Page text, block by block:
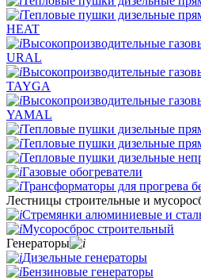
Тепловые пушки дизельные
HEAT
Высокопроизводительные
URAL
Высокопроизводительные
TAYGA
Высокопроизводительные
YAMAL
Тепловые пушки дизельные
Тепловые пушки дизельные
Тепловые пушки дизельные
Газовые обогреватели
Трансформаторы для прогрева
Лестницы строительные и
Стремянки алюминиевые и
Мусоросброс строительный
Генераторы
Дизельные генераторы
Бензиновые генераторы